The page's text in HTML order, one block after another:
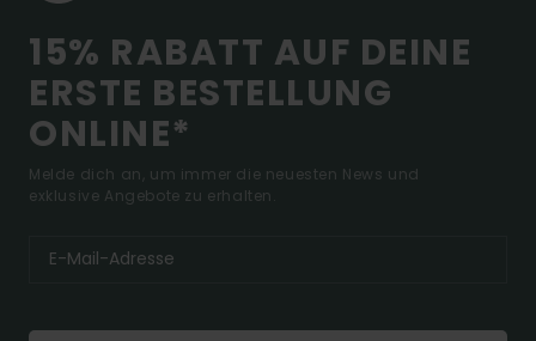
15% RABATT AUF DEINE
ERSTE BESTELLUNG
ONLINE*
Melde dich an, um immer die neuesten News und
exklusive Angebote zu erhalten.